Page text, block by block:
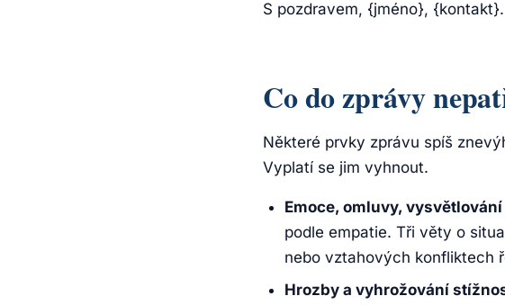
S pozdravem, {jméno}, {kontakt}.
Co do zprávy
Některé prvky zprávu spíš
Vyplatí se jim vyhnout.
Emoce, omluvy,
podle empatie. Tři věty o
nebo vztahových konfliktech
Hrozby a vyhrožování